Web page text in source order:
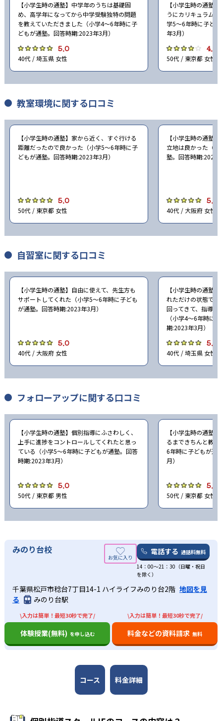
【小学生時の通塾】中学年のうちは基礎固
め、高学年になってから中学受験独特の問題
を教えていただきました（小学4〜6年時に子
どもが通塾。回答時期:2023年3月）
5.0
40代 / 埼玉県 女性
【小学生時の通塾
うにカリキュラム
学5〜6年時に子ど
年3月）
4.0
50代 / 東京都 女性
教室環境に関する口コミ
【小学生時の通塾】家から近く、すぐ行ける
距離だったので良かった（小学5〜6年時に子
どもが通塾。回答時期:2023年3月）
5.0
50代 / 東京都 女性
【小学生時の通塾
立地は良かった（
塾。回答時期:2023
5.0
40代 / 大阪府 女性
自習室に関する口コミ
【小学生時の通塾】自由に使えて、先生方も
サポートしてくれた（小学5〜6年時に子ども
が通塾。回答時期:2023年3月）
5.0
40代 / 大阪府 女性
【小学生時の通塾
れただけの状態で
回ってきて、指導
（小学4〜6年時に
期:2023年3月）
5.0
40代 / 埼玉県 女性
フォローアップに関する口コミ
【小学生時の通塾】個別指導にふさわしく、
上手に進捗をコントロールしてくれたと思っ
ている（小学5〜6年時に子どもが通塾。回答
時期:2023年3月）
5.0
50代 / 東京都 男性
【小学生時の通塾
るまできちんと教
6年時に子どもが通
月）
5.0
50代 / 東京都 女性
みのり台校 電話する 通話料無料
14：00〜21：30（日曜・祝日
を除く）
千葉県松戸市稔台7丁目14-1 ハイライフみのり台2階 地図を見
る
みのり台駅
\入力は簡単！最短30秒で完了/
体験授業(無料) を申し込む
\入力は簡単！最短30秒で完了/
料金などの資料請求 無料
コース 料金詳細